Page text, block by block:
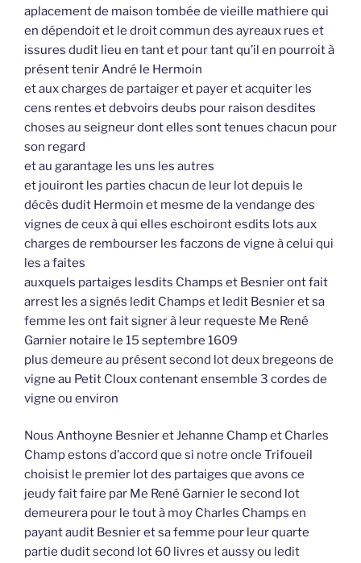
aplacement de maison tombée de vieille mathiere qui
en dépendoit et le droit commun des ayreaux rues et
issures dudit lieu en tant et pour tant qu’il en pourroit à
présent tenir André le Hermoin
et aux charges de partaiger et payer et acquiter les
cens rentes et debvoirs deubs pour raison desdites
choses au seigneur dont elles sont tenues chacun pour
son regard
et au garantage les uns les autres
et jouiront les parties chacun de leur lot depuis le
décès dudit Hermoin et mesme de la vendange des
vignes de ceux à qui elles eschoiront esdits lots aux
charges de rembourser les faczons de vigne à celui qui
les a faites
auxquels partaiges lesdits Champs et Besnier ont fait
arrest les a signés ledit Champs et ledit Besnier et sa
femme les ont fait signer à leur requeste Me René
Garnier notaire le 15 septembre 1609
plus demeure au présent second lot deux bregeons de
vigne au Petit Cloux contenant ensemble 3 cordes de
vigne ou environ
Nous Anthoyne Besnier et Jehanne Champ et Charles
Champ estons d’accord que si notre oncle Trifoueil
choisist le premier lot des partaiges que avons ce
jeudy fait faire par Me René Garnier le second lot
demeurera pour le tout à moy Charles Champs en
payant audit Besnier et sa femme pour leur quarte
partie dudit second lot 60 livres et aussy ou ledit